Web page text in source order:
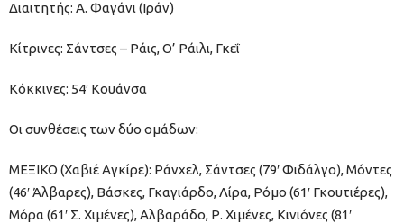
Διαιτητής: Α. Φαγάνι (Ιράν)
Κίτρινες: Σάντσες – Ράις, Ο’ Ράιλι, Γκεΐ
Κόκκινες: 54′ Κουάνσα
Οι συνθέσεις των δύο ομάδων:
ΜΕΞΙΚΟ (Χαβιέ Αγκίρε): Ράνχελ, Σάντσες (79′ Φιδάλγο), Μόντες
(46′ Άλβαρες), Βάσκες, Γκαγιάρδο, Λίρα, Ρόμο (61′ Γκουτιέρες),
Μόρα (61′ Σ. Χιμένες), Αλβαράδο, Ρ. Χιμένες, Κινιόνες (81′